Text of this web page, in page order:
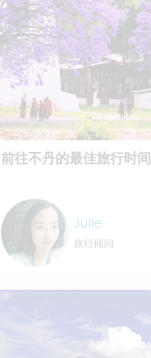
前往不丹的最佳旅行时间
Julie
旅行顾问